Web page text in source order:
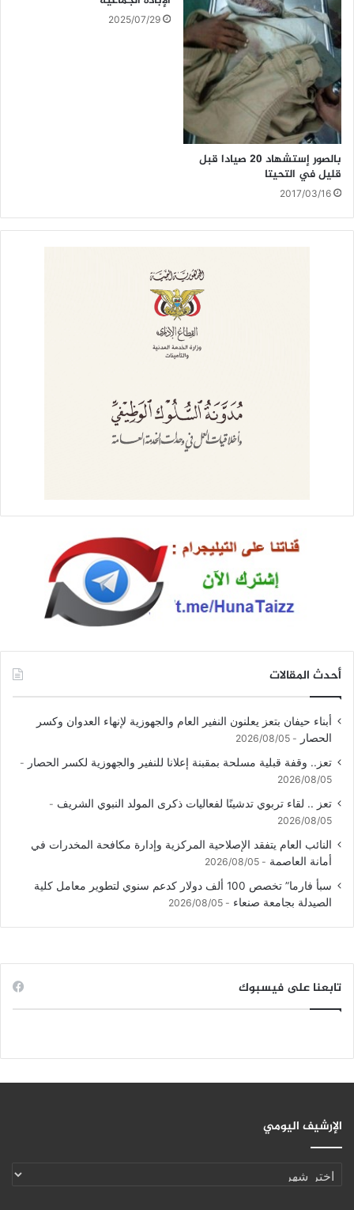
بالصور إستشهاد 20 صيادا قبل
قليل في التحيتا
2017/03/16
2025/07/29
أحدث المقالات
أبناء حيفان بتعز يعلنون النفير العام والجهوزية لإنهاء العدوان وكسر
الحصار
2026/08/05
تعز.. وقفة قبلية مسلحة بمقبنة إعلانا للنفير والجهوزية لكسر الحصار
2026/08/05
تعز .. لقاء تربوي تدشينًا لفعاليات ذكرى المولد النبوي الشريف
2026/08/05
النائب العام يتفقد الإصلاحية المركزية وإدارة مكافحة المخدرات في
أمانة العاصمة
2026/08/05
سبأ فارما” تخصص 100 ألف دولار كدعم سنوي لتطوير معامل كلية
الصيدلة بجامعة صنعاء
2026/08/05
تابعنا على فيسبوك
الإرشيف اليومي
الإرشيف